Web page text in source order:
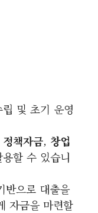
및 초기 운영
정책자금, 창업
할 수 있습니
반으로 대출을
자금을 마련할